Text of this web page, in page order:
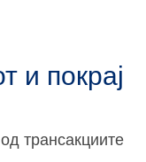
и покрај
трансакциите